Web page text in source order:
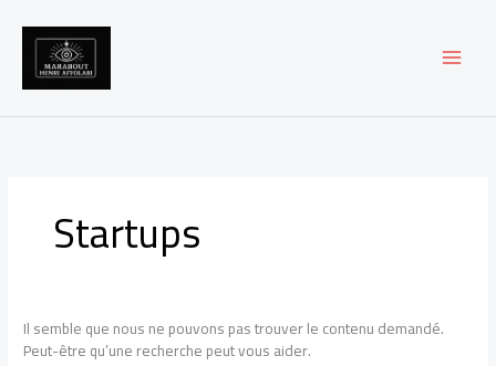
contenu
Startups
Il semble que nous ne pouvons pas trouver le contenu demandé.
Peut-être qu’une recherche peut vous aider.